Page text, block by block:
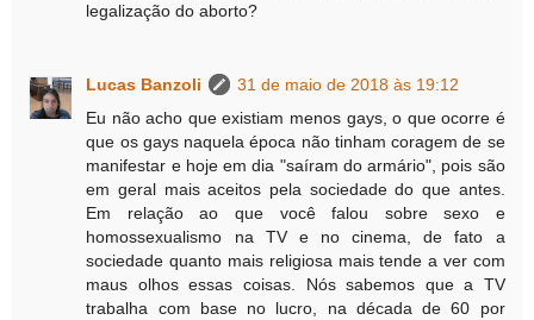
legalização do aborto?
Lucas Banzoli
31 de maio de 2018 às 19:12
Eu não acho que existiam menos gays, o que ocorre é
que os gays naquela época não tinham coragem de se
manifestar e hoje em dia "saíram do armário", pois são
em geral mais aceitos pela sociedade do que antes.
Em relação ao que você falou sobre sexo e
homossexualismo na TV e no cinema, de fato a
sociedade quanto mais religiosa mais tende a ver com
maus olhos essas coisas. Nós sabemos que a TV
trabalha com base no lucro, na década de 60 por